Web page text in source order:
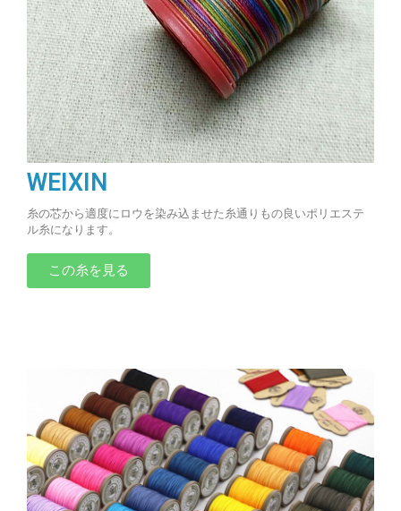
WEIXIN
糸の芯から適度にロウを染み込ませた糸通りもの良いポリエステ
ル糸になります。
この糸を見る